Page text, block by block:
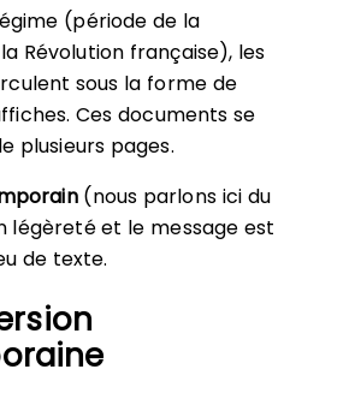
(période de la
Révolution française), les
sous la forme de
Ces documents se
plusieurs pages.
(nous parlons ici du
légèreté et le message est
de texte.